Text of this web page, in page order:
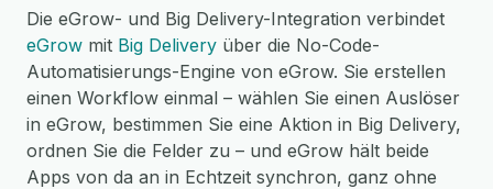
Die eGrow- und Big Delivery-Integration verbindet
eGrow mit Big Delivery über die No-Code-
Automatisierungs-Engine von eGrow. Sie erstellen
einen Workflow einmal – wählen Sie einen Auslöser
in eGrow, bestimmen Sie eine Aktion in Big Delivery,
ordnen Sie die Felder zu – und eGrow hält beide
Apps von da an in Echtzeit synchron, ganz ohne